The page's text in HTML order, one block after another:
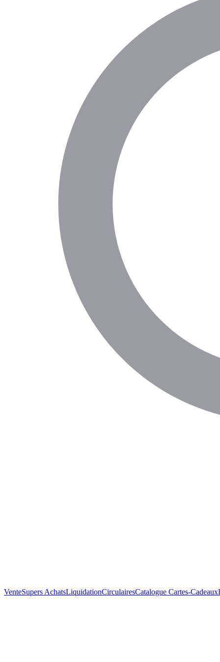
VenteSupers AchatsLiquidationCirculairesCatalogue Cartes-Cadeaux